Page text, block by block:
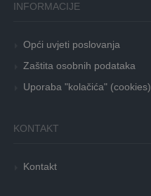
INFORMACIJE
Opći uvjeti poslovanja
Zaštita osobnih podataka
Uporaba "kolačića" (cookies)
KONTAKT
Kontakt